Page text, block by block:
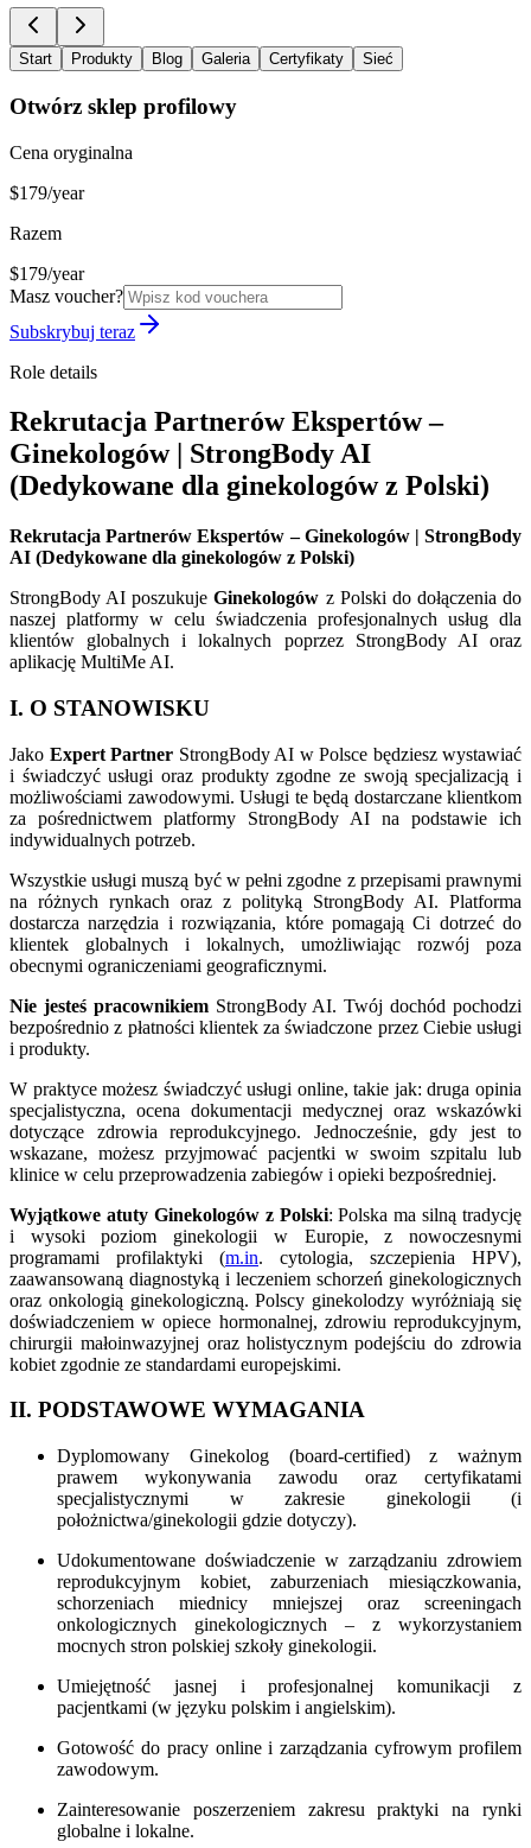
Start Produkty Blog Galeria Certyfikaty Sieć
Otwórz sklep profilowy
Cena oryginalna
$179/year
Razem
$179/year
Masz voucher?
Subskrybuj teraz
Role details
Rekrutacja Partnerów Ekspertów –
Ginekologów | StrongBody AI
(Dedykowane dla ginekologów z Polski)
Rekrutacja Partnerów Ekspertów – Ginekologów | StrongBody
AI (Dedykowane dla ginekologów z Polski)
StrongBody AI poszukujeGinekologów z Polski do dołączenia do
naszej platformy w celu świadczenia profesjonalnych usług dla
klientów globalnych i lokalnych poprzez StrongBody AI oraz
aplikację MultiMe AI.
I. O STANOWISKU
Jako Expert Partner StrongBody AI w Polsce będziesz wystawiać
i świadczyć usługi oraz produkty zgodne ze swoją specjalizacją i
możliwościami zawodowymi. Usługi te będą dostarczane klientkom
za pośrednictwem platformy StrongBody AI na podstawie ich
indywidualnych potrzeb.
Wszystkie usługi muszą być w pełni zgodne z przepisami prawnymi
na różnych rynkach oraz z polityką StrongBody AI. Platforma
dostarcza narzędzia i rozwiązania, które pomagają Ci dotrzeć do
klientek globalnych i lokalnych, umożliwiając rozwój poza
obecnymi ograniczeniami geograficznymi.
Nie jesteś pracownikiemStrongBody AI. Twój dochód pochodzi
bezpośrednio z płatności klientek za świadczone przez Ciebie usługi
i produkty.
W praktyce możesz świadczyć usługi online, takie jak: druga opinia
specjalistyczna, ocena dokumentacji medycznej oraz wskazówki
dotyczące zdrowia reprodukcyjnego. Jednocześnie, gdy jest to
wskazane, możesz przyjmować pacjentki w swoim szpitalu lub
klinice w celu przeprowadzenia zabiegów i opieki bezpośredniej.
Wyjątkowe atuty Ginekologów z Polski: Polska ma silną tradycję
i wysoki poziom ginekologii w Europie, z nowoczesnymi
programami profilaktyki (m.in. cytologia, szczepienia HPV),
zaawansowaną diagnostyką i leczeniem schorzeń ginekologicznych
oraz onkologią ginekologiczną. Polscy ginekolodzy wyróżniają się
doświadczeniem w opiece hormonalnej, zdrowiu reprodukcyjnym,
chirurgii małoinwazyjnej oraz holistycznym podejściu do zdrowia
kobiet zgodnie ze standardami europejskimi.
II. PODSTAWOWE WYMAGANIA
Dyplomowany Ginekolog (board-certified) z ważnym
prawem wykonywania zawodu oraz certyfikatami
specjalistycznymi w zakresie ginekologii (i
położnictwa/ginekologii gdzie dotyczy).
Udokumentowane doświadczenie w zarządzaniu zdrowiem
reprodukcyjnym kobiet, zaburzeniach miesiączkowania,
schorzeniach miednicy mniejszej oraz screeningach
onkologicznych ginekologicznych – z wykorzystaniem
mocnych stron polskiej szkoły ginekologii.
Umiejętność jasnej i profesjonalnej komunikacji z
pacjentkami (w języku polskim i angielskim).
Gotowość do pracy online i zarządzania cyfrowym profilem
zawodowym.
Zainteresowanie poszerzeniem zakresu praktyki na rynki
globalne i lokalne.